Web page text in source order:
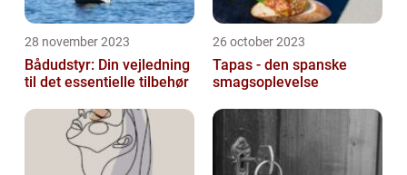
28 november 2023
Bådudstyr: Din vejledning
til det essentielle tilbehør
26 october 2023
Tapas - den spanske
smagsoplevelse